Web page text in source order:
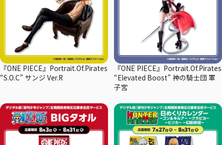
『ONE PIECE』Portrait.Of.Pirates
“S.O.C” サンジ Ver.R
『ONE PIECE』Portrait.Of.Pirates
“Elevated Boost” 神の騎士団 軍
子宮